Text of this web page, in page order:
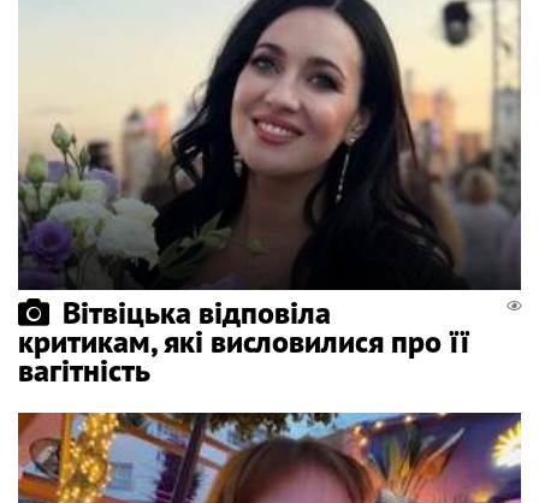
Вітвіцька відповіла
критикам, які висловилися про її
вагітність